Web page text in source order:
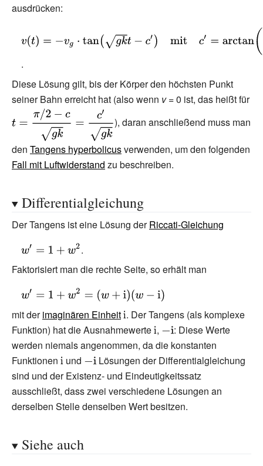
ausdrücken:
{\displaystyle
v(t)=-v_{g}\cdot
\tan \left({\sqrt
{gk}}t-
c'\right)\quad
{\text{mit}}\quad
c'=\arctan
\left({\frac {v(0)}
{v_{g}}}\right)>0}
.
Diese Lösung gilt, bis der Körper den höchsten Punkt
seiner Bahn erreicht hat (also wenn v= 0 ist, das heißt für
{\displaystyle
t={\frac {\pi
/2-c}{\sqrt
{gk}}}={\frac
), daran anschließend muss man
den Tangens hyperbolicusverwenden, um den folgenden
Fall mit Luftwiderstand zu beschreiben.
Differentialgleichung
Der Tangens ist eine Lösung derRiccati-Gleichung
{\displaystyle
w'=1+w^{2}}
.
Faktorisiert man die rechte Seite, so erhält man
{\displaystyle
w'=1+w^{2}=
(w+\mathrm
{i} )(w-
\mathrm {i} )}
mit derimaginären Einheit{\displaystyle
\mathrm {i} }
. Der Tangens (als komplexe
Funktion) hat die Ausnahmewerte{\displaystyle
\mathrm {i} }
, {\displaystyle
-\mathrm {i} }
: Diese Werte
werden niemals angenommen, da die konstanten
Funktionen {\displaystyle
\mathrm {i} }
und {\displaystyle
-\mathrm {i} }
Lösungen der Differentialgleichung
sind und der Existenz- und Eindeutigkeitssatz
ausschließt, dass zwei verschiedene Lösungen an
derselben Stelle denselben Wert besitzen.
Siehe auch